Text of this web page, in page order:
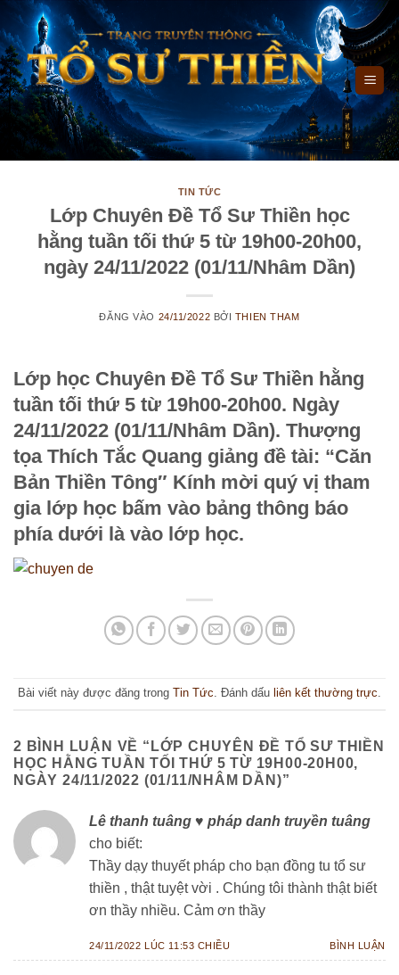
qua
nội
dung
TIN TỨC
Lớp Chuyên Đề Tổ Sư Thiền học
hằng tuần tối thứ 5 từ 19h00-20h00,
ngày 24/11/2022 (01/11/Nhâm Dần)
ĐĂNG VÀO 24/11/2022 BỞI THIEN THAM
Lớp học Chuyên Đề Tổ Sư Thiền hằng
tuần tối thứ 5 từ 19h00-20h00. Ngày
24/11/2022 (01/11/Nhâm Dần). Thượng
tọa Thích Tắc Quang giảng đề tài: “Căn
Bản Thiền Tông″ Kính mời quý vị tham
gia lớp học bấm vào bảng thông báo
phía dưới là vào lớp học.
Bài viết này được đăng trong Tin Tức. Đánh dấu liên kết thường trực.
2 BÌNH LUẬN VỀ “ LỚP CHUYÊN ĐỀ TỔ SƯ THIỀN
HỌC HẰNG TUẦN TỐI THỨ 5 TỪ 19H00-20H00,
NGÀY 24/11/2022 (01/11/NHÂM DẦN)”
Lê thanh tuâng ♥️ pháp danh truyền tuâng
cho biết:
Thầy dạy thuyết pháp cho bạn đồng tu tổ sư
thiền , thật tuyệt vời . Chúng tôi thành thật biết
ơn thầy nhiều. Cảm ơn thầy
24/11/2022 LÚC 11:53 CHIỀU BÌNH LUẬN